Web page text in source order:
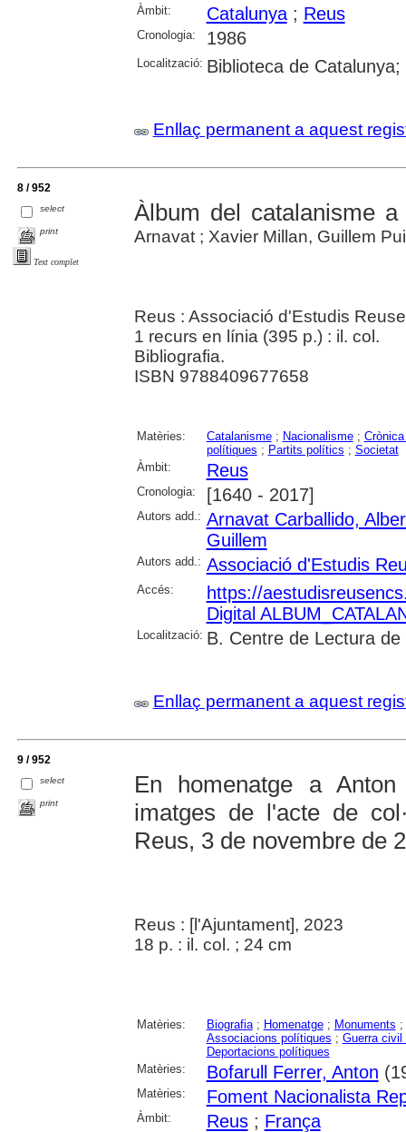
Àmbit: Catalunya; Reus
Cronologia: 1986
Localització: Biblioteca de
Enllaç permanent a aquest
8 / 952
select
print
Text complet
Àlbum del catalanisme a
Arnavat ; Xavier Millan, Guillem
Reus : Associació d'Estudis
1 recurs en línia (395 p.) : il. col.
Bibliografia.
ISBN 9788409677658
Matèries: Catalanisme; Nacionalisme;
polítiques ; Partits polítics ; Societat
Àmbit:
Reus
Cronologia: [1640 - 2017]
Autors add.: Arnavat Carballido,
Guillem
Autors add.: Associació d'Estudis
Accés:
https://
Digital
Localització: B. Centre de Lectura de
Enllaç permanent a aquest
9 / 952
select
print
En homenatge a
imatges de l'acte de
Reus, 3 de novembre de
Reus : [l'Ajuntament], 2023
18 p. : il. col. ; 24 cm
Matèries: Biografia; Homenatge; Monuments ;
Associacions polítiques ; Guerra civil
Deportacions polítiques
Matèries:
Bofarull Ferrer, Anton
Matèries: Foment Nacionalista
Àmbit: Reus; França